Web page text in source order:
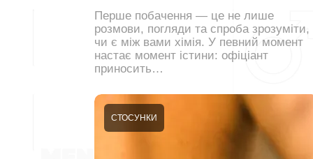
Перше побачення — це не лише
розмови, погляди та спроба зрозуміти,
чи є між вами хімія. У певний момент
настає момент істини: офіціант
приносить…
СТОСУНКИ